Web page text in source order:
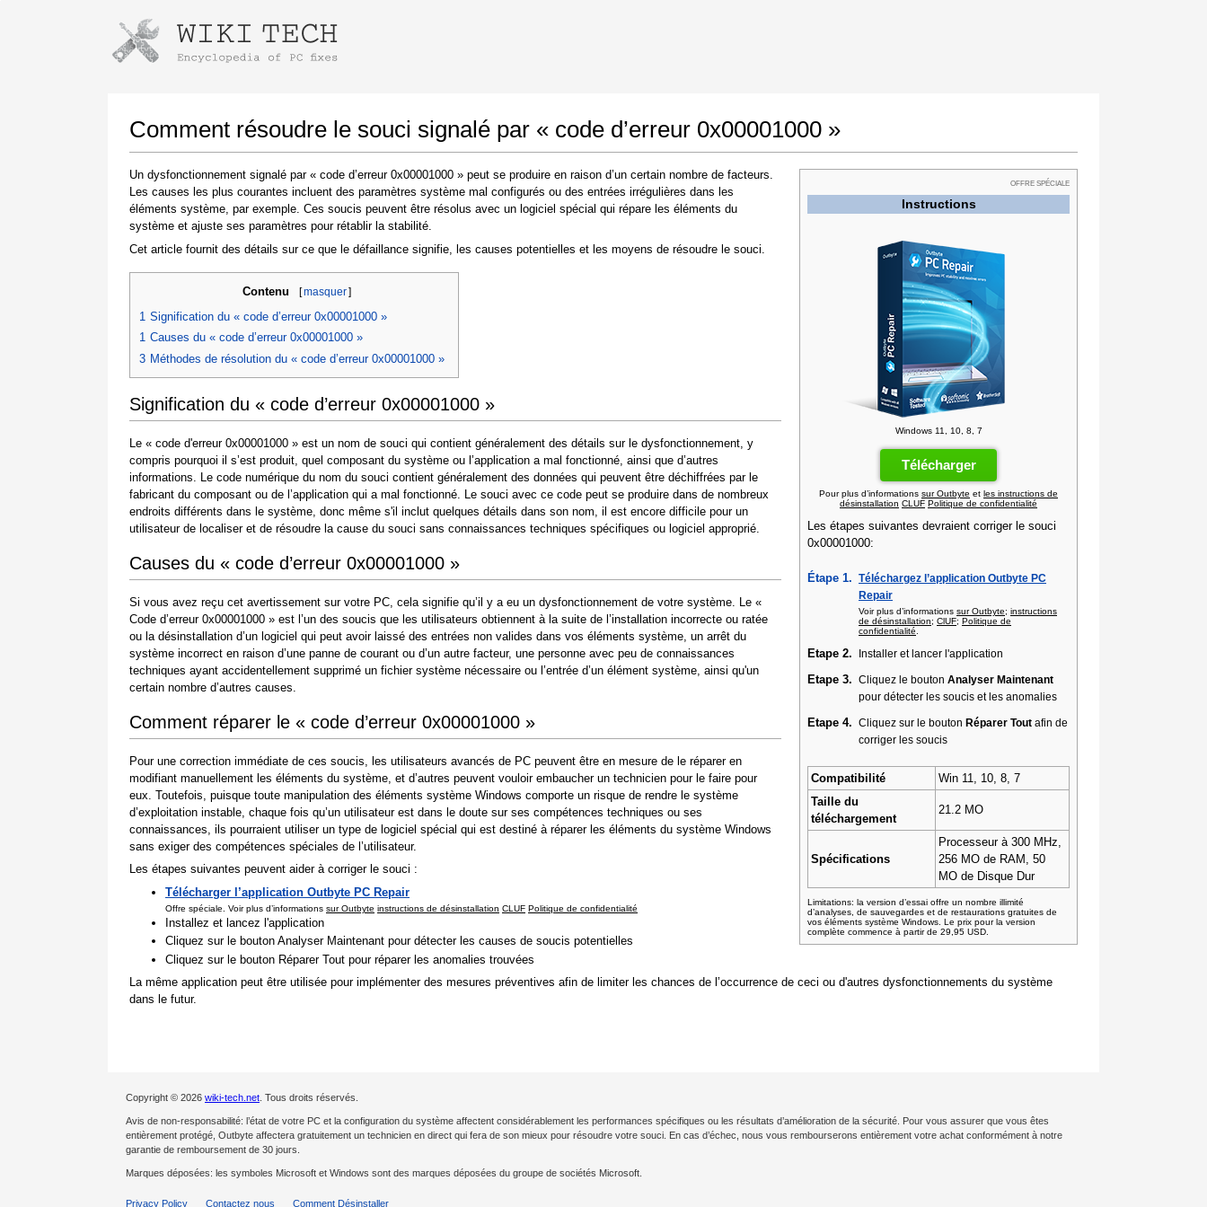
Comment résoudre le souci signalé par « code d’erreur 0x00001000 »
OFFRE SPÉCIALE
Instructions
Windows 11, 10, 8, 7
Télécharger
Pour plus d’informations sur Outbyte et les instructions de
désinstallation CLUF Politique de confidentialité
Les étapes suivantes devraient corriger le souci
0x00001000:
Étape 1.
Téléchargez l’application Outbyte PC
Repair
Voir plus d’informations sur Outbyte; instructions
de désinstallation; ClUF; Politique de
confidentialité
Etape 2. Installer et lancer l'application
Etape 3. Cliquez le bouton Analyser Maintenant
pour détecter les soucis et les anomalies
Etape 4. Cliquez sur le bouton Réparer Tout afin de
corriger les soucis
Compatibilité
Win 11, 10, 8, 7
Taille du
téléchargement
21.2 MO
Spécifications
Processeur à 300 MHz,
256 MO de RAM, 50
MO de Disque Dur
Limitations: la version d’essai offre un nombre illimité
d’analyses, de sauvegardes et de restaurations gratuites de
vos éléments système Windows. Le prix pour la version
complète commence à partir de 29,95 USD.
Un dysfonctionnement signalé par « code d’erreur 0x00001000 » peut se produire en raison d’un certain nombre de facteurs.
Les causes les plus courantes incluent des paramètres système mal configurés ou des entrées irrégulières dans les
éléments système, par exemple. Ces soucis peuvent être résolus avec un logiciel spécial qui répare les éléments du
système et ajuste ses paramètres pour rétablir la stabilité.
Cet article fournit des détails sur ce que le défaillance signifie, les causes potentielles et les moyens de résoudre le souci.
Contenu [masquer]
1 Signification du « code d’erreur 0x00001000 »
1 Causes du « code d’erreur 0x00001000 »
3 Méthodes de résolution du « code d’erreur 0x00001000 »
Signification du « code d’erreur 0x00001000 »
Le « code d'erreur 0x00001000 » est un nom de souci qui contient généralement des détails sur le dysfonctionnement, y
compris pourquoi il s’est produit, quel composant du système ou l’application a mal fonctionné, ainsi que d’autres
informations. Le code numérique du nom du souci contient généralement des données qui peuvent être déchiffrées par le
fabricant du composant ou de l’application qui a mal fonctionné. Le souci avec ce code peut se produire dans de nombreux
endroits différents dans le système, donc même s'il inclut quelques détails dans son nom, il est encore difficile pour un
utilisateur de localiser et de résoudre la cause du souci sans connaissances techniques spécifiques ou logiciel approprié.
Causes du « code d’erreur 0x00001000 »
Si vous avez reçu cet avertissement sur votre PC, cela signifie qu’il y a eu un dysfonctionnement de votre système. Le «
Code d’erreur 0x00001000 » est l’un des soucis que les utilisateurs obtiennent à la suite de l’installation incorrecte ou ratée
ou la désinstallation d’un logiciel qui peut avoir laissé des entrées non valides dans vos éléments système, un arrêt du
système incorrect en raison d’une panne de courant ou d’un autre facteur, une personne avec peu de connaissances
techniques ayant accidentellement supprimé un fichier système nécessaire ou l’entrée d’un élément système, ainsi qu'un
certain nombre d’autres causes.
Comment réparer le « code d’erreur 0x00001000 »
Pour une correction immédiate de ces soucis, les utilisateurs avancés de PC peuvent être en mesure de le réparer en
modifiant manuellement les éléments du système, et d’autres peuvent vouloir embaucher un technicien pour le faire pour
eux. Toutefois, puisque toute manipulation des éléments système Windows comporte un risque de rendre le système
d’exploitation instable, chaque fois qu’un utilisateur est dans le doute sur ses compétences techniques ou ses
connaissances, ils pourraient utiliser un type de logiciel spécial qui est destiné à réparer les éléments du système Windows
sans exiger des compétences spéciales de l’utilisateur.
Les étapes suivantes peuvent aider à corriger le souci :
Télécharger l’application Outbyte PC Repair
Offre spéciale. Voir plus d’informations sur Outbyte instructions de désinstallation CLUF Politique de confidentialité
Installez et lancez l'application
Cliquez sur le bouton Analyser Maintenant pour détecter les causes de soucis potentielles
Cliquez sur le bouton Réparer Tout pour réparer les anomalies trouvées
La même application peut être utilisée pour implémenter des mesures préventives afin de limiter les chances de l’occurrence de ceci ou d'autres dysfonctionnements du système
dans le futur.
Copyright © 2026 wiki-tech.net . Tous droits réservés.
Avis de non-responsabilité: l’état de votre PC et la configuration du système affectent considérablement les performances spécifiques ou les résultats d’amélioration de la sécurité. Pour vous assurer que vous êtes
entièrement protégé, Outbyte affectera gratuitement un technicien en direct qui fera de son mieux pour résoudre votre souci. En cas d’échec, nous vous rembourserons entièrement votre achat conformément à notre
garantie de remboursement de 30 jours.
Marques déposées: les symboles Microsoft et Windows sont des marques déposées du groupe de sociétés Microsoft.
Privacy Policy Contactez nous Comment Désinstaller
Instructions pour télécharger avec Google Chrome
Une fois le téléchargement terminé, cliquez sur
le lien du fichier téléchargé